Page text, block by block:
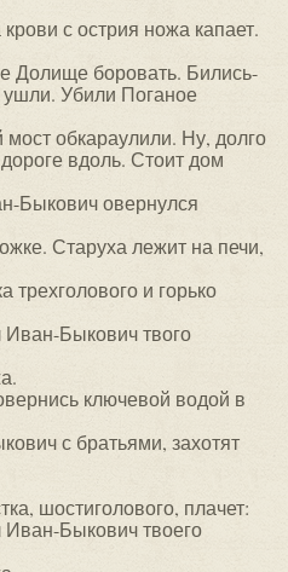
с острия ножа капает.
Долище боровать. Бились-
Убили Поганое
обкараулили. Ну, долго
вдоль. Стоит дом
Быкович овернулся
Старуха лежит на печи,
трехголового и горько
Быкович твого
ключевой водой в
с братьями, захотят
шостиголового, плачет:
Быкович твоего